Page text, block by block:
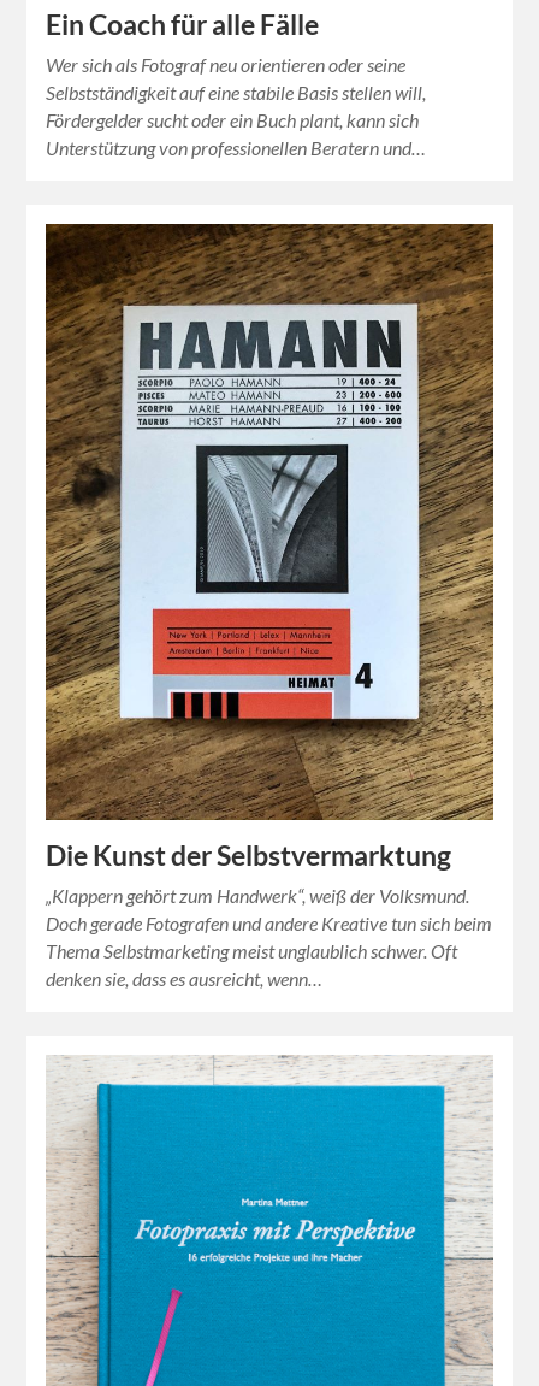
Ein Coach für alle Fälle
Wer sich als Fotograf neu orientieren oder seine
Selbstständigkeit auf eine stabile Basis stellen will,
Fördergelder sucht oder ein Buch plant, kann sich
Unterstützung von professionellen Beratern und…
Die Kunst der Selbstvermarktung
„Klappern gehört zum Handwerk“, weiß der Volksmund.
Doch gerade Fotografen und andere Kreative tun sich beim
Thema Selbstmarketing meist unglaublich schwer. Oft
denken sie, dass es ausreicht, wenn…